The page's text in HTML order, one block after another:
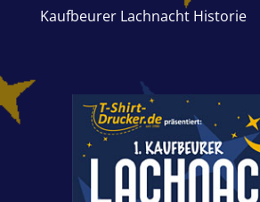
Kaufbeurer Lachnacht Historie